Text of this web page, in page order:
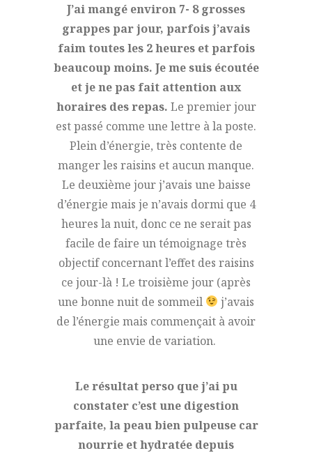
J’ai mangé environ 7- 8 grosses
grappes par jour, parfois j’avais
faim toutes les 2 heures et parfois
beaucoup moins. Je me suis écoutée
et je ne pas fait attention aux
horaires des repas. Le premier jour
est passé comme une lettre à la poste.
Plein d’énergie, très contente de
manger les raisins et aucun manque.
Le deuxième jour j’avais une baisse
d’énergie mais je n’avais dormi que 4
heures la nuit, donc ce ne serait pas
facile de faire un témoignage très
objectif concernant l’effet des raisins
ce jour-là ! Le troisième jour (après
une bonne nuit de sommeil
j’avais
de l’énergie mais commençait à avoir
une envie de variation.
Le résultat perso que j’ai pu
constater c’est une digestion
parfaite, la peau bien pulpeuse car
nourrie et hydratée depuis